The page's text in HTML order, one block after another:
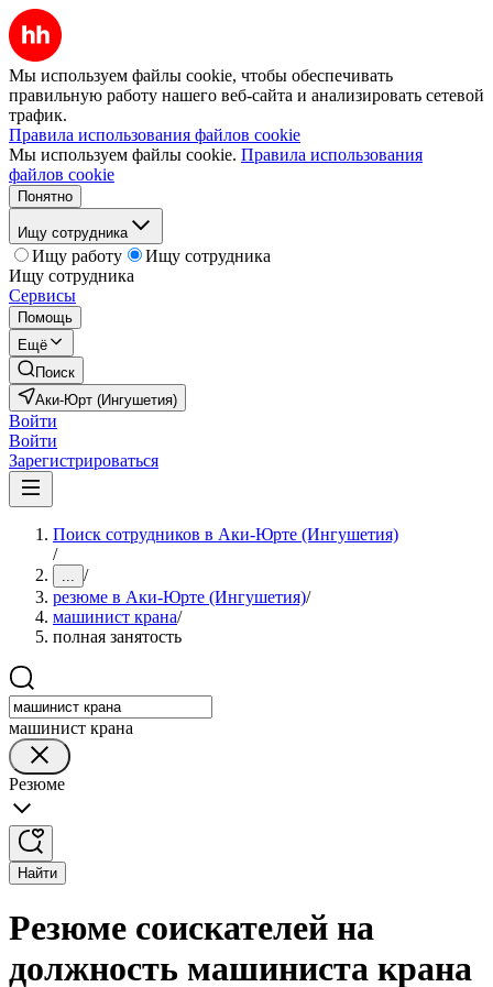
Мы используем файлы cookie, чтобы обеспечивать
правильную работу нашего веб-сайта и анализировать сетевой
трафик.
Правила использования файлов cookie
Мы используем файлы cookie. Правила использования
файлов cookie
Понятно
Ищу сотрудника
Ищу работу
Ищу сотрудника
Ищу сотрудника
Сервисы
Помощь
Ещё
Поиск
Аки-Юрт (Ингушетия)
Войти
Войти
Зарегистрироваться
Поиск сотрудников в Аки-Юрте (Ингушетия)
/
... /
резюме в Аки-Юрте (Ингушетия)/
машинист крана/
полная занятость
машинист крана
Резюме
Найти
Резюме соискателей на
должность машиниста крана